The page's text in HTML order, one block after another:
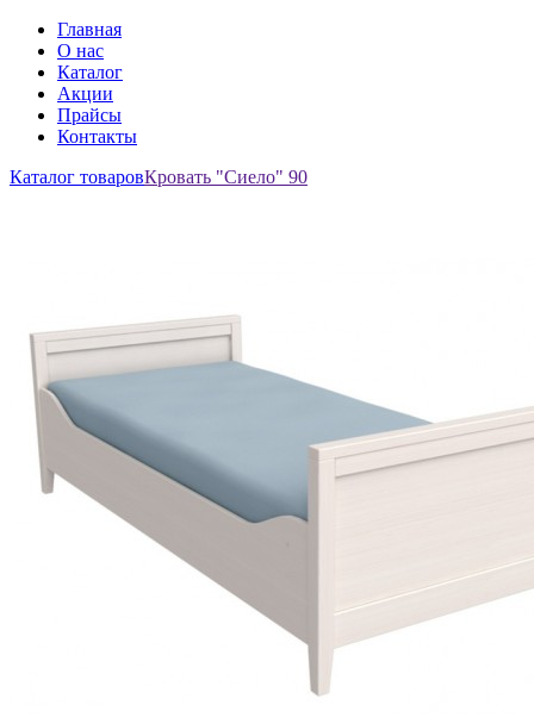
Главная
О нас
Каталог
Акции
Прайсы
Контакты
Каталог товаровКровать "Сиело" 90